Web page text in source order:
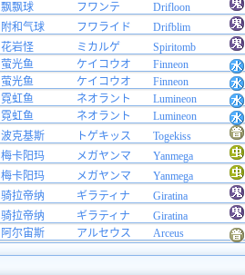
飘飘球 フワンテ
Drifloon
附和气球 フワライド
Drifblim
花岩怪 ミカルゲ
Spiritomb
萤光鱼 ケイコウオ
Finneon
萤光鱼 ケイコウオ
Finneon
霓虹鱼 ネオラント
Lumineon
霓虹鱼 ネオラント
Lumineon
波克基斯 トゲキッス
Togekiss
梅卡阳玛 メガヤンマ
Yanmega
梅卡阳玛 メガヤンマ
Yanmega
骑拉帝纳 ギラティナ
Giratina
骑拉帝纳 ギラティナ
Giratina
阿尔宙斯 アルセウス Arceus